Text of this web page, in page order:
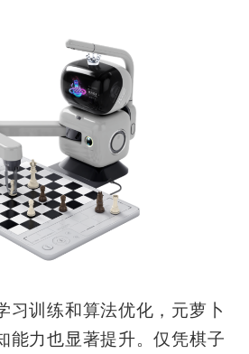
习训练和算法优化，元萝卜
能力也显著提升。仅凭棋子